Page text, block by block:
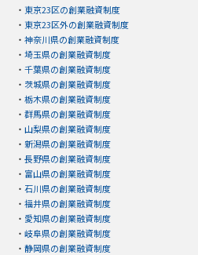
・ 東京23区の創業融資制度
・ 東京23区外の創業融資制度
・ 神奈川県の創業融資制度
・ 埼玉県の創業融資制度
・ 千葉県の創業融資制度
・ 茨城県の創業融資制度
・ 栃木県の創業融資制度
・ 群馬県の創業融資制度
・ 山梨県の創業融資制度
・ 新潟県の創業融資制度
・ 長野県の創業融資制度
・ 富山県の創業融資制度
・ 石川県の創業融資制度
・ 福井県の創業融資制度
・ 愛知県の創業融資制度
・ 岐阜県の創業融資制度
・ 静岡県の創業融資制度